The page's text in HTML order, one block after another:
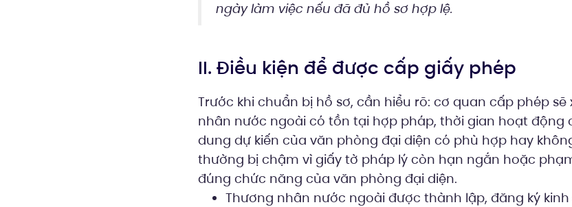
ngày làm việc nếu đã đủ hồ sơ hợp lệ.
II. Điều kiện để được cấp giấy phép
Trước khi chuẩn bị hồ sơ, cần hiểu rõ: cơ quan cấp phép
nhân nước ngoài có tồn tại hợp pháp, thời gian hoạt động
dung dự kiến của văn phòng đại diện có phù hợp hay
thường bị chậm vì giấy tờ pháp lý còn hạn ngắn hoặc
đúng chức năng của văn phòng đại diện.
Thương nhân nước ngoài được thành lập, đăng ký